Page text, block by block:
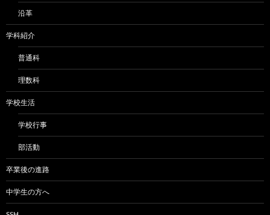
沿革
学科紹介
普通科
理数科
学校生活
学校行事
部活動
卒業後の進路
中学生の方へ